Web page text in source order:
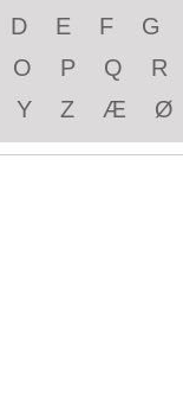
D E F G
O P Q R
Y Z Æ Ø